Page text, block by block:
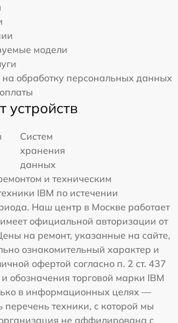
модели
на обработку персональных данных
устройств
Систем
хранения
данных
и техническим
IBM по истечении
Наш центр в Москве работает
официальной авторизации от
на ремонт, указанные на сайте,
ознакомительный характер и
офертой согласно п. 2 ст. 437
обозначения торговой марки IBM
в информационных целях —
перечень техники, с которой мы
не аффилирована с